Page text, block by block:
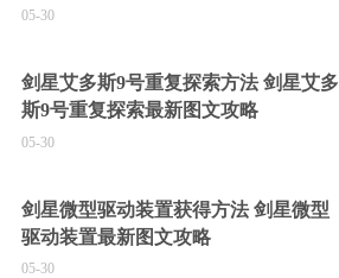
05-30
剑星艾多斯9号重复探索方法 剑星艾多
斯9号重复探索最新图文攻略
05-30
剑星微型驱动装置获得方法 剑星微型
驱动装置最新图文攻略
05-30